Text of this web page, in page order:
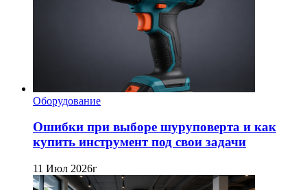
Оборудование
Ошибки при выборе шуруповерта и как
купить инструмент под свои задачи
11 Июл 2026г